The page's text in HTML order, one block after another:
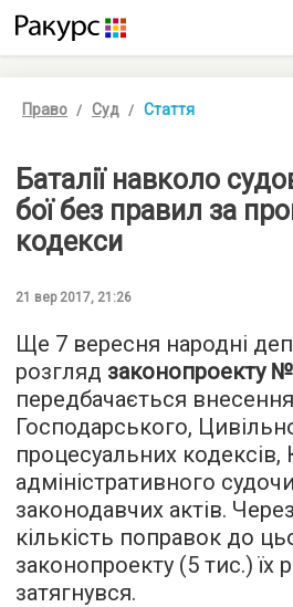
Право Суд Стаття
Баталії навколо
бої без правил за
кодекси
21 вер 2017, 21:26
Ще 7 вересня народні
розгляд законопроекту
передбачається
Господарського,
процесуальних кодексів,
адміністративного
законодавчих актів.
кількість поправок до
законопроекту (5 тис.) їх
затягнувся.